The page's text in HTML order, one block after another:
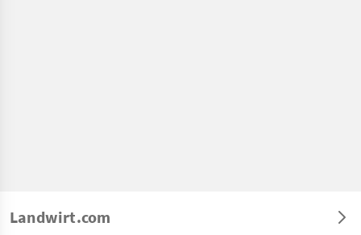
Landwirt.com